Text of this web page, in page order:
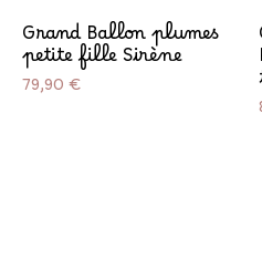
Grand Ballon plumes
petite fille Sirène
Prix
79,90 €